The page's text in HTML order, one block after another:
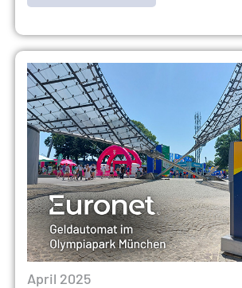
April 2025